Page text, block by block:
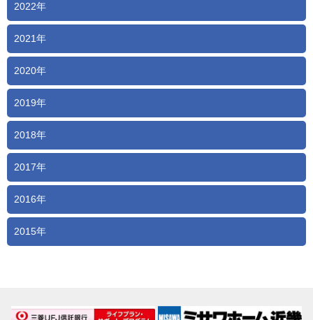
2022年
2021年
2020年
2019年
2018年
2017年
2016年
2015年